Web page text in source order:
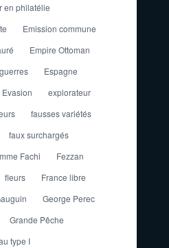
en philatélie
Emission commune
Empire Ottoman
Espagne
Evasion
explorateur
fausses variétés
faux surchargés
Fachi
Fezzan
fleurs
France libre
George Perec
Grande Pêche
type I